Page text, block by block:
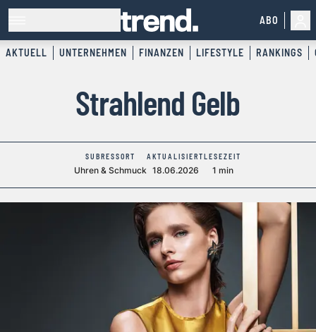
ABO
AKTUELL UNTERNEHMEN FINANZEN LIFESTYLE RANKINGS
Strahlend Gelb
SUBRESSORT
Uhren & Schmuck
AKTUALISIERT
18.06.2026
LESEZEIT
1 min